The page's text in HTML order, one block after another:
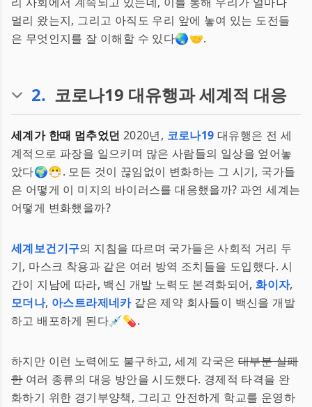
멀리 왔는지, 그리고 아직도 우리 앞에 놓여 있는 도전들
은 무엇인지를 잘 이해할 수 있다🌏🤝.
2. 코로나19 대유행과 세계적 대응
세계가 한때 멈추었던 2020년, 코로나19 대유행은 전 세
계적으로 파장을 일으키며 많은 사람들의 일상을 엎어놓
았다🌍😷. 모든 것이 끊임없이 변화하는 그 시기, 국가들
은 어떻게 이 미지의 바이러스를 대응했을까? 과연 세계는
어떻게 변화했을까?
세계보건기구의 지침을 따르며 국가들은 사회적 거리 두
기, 마스크 착용과 같은 여러 방역 조치들을 도입했다. 시
간이 지남에 따라, 백신 개발 노력도 본격화되어,화이자,
모더나, 아스트라제네카같은 제약 회사들이 백신을 개발
하고 배포하게 된다💉💊.
하지만 이런 노력에도 불구하고, 세계 각국은 대부분 실패
한여러 종류의 대응 방안을 시도했다. 경제적 타격을 완
화하기 위한 경기부양책, 그리고 안전하게 학교를 운영하